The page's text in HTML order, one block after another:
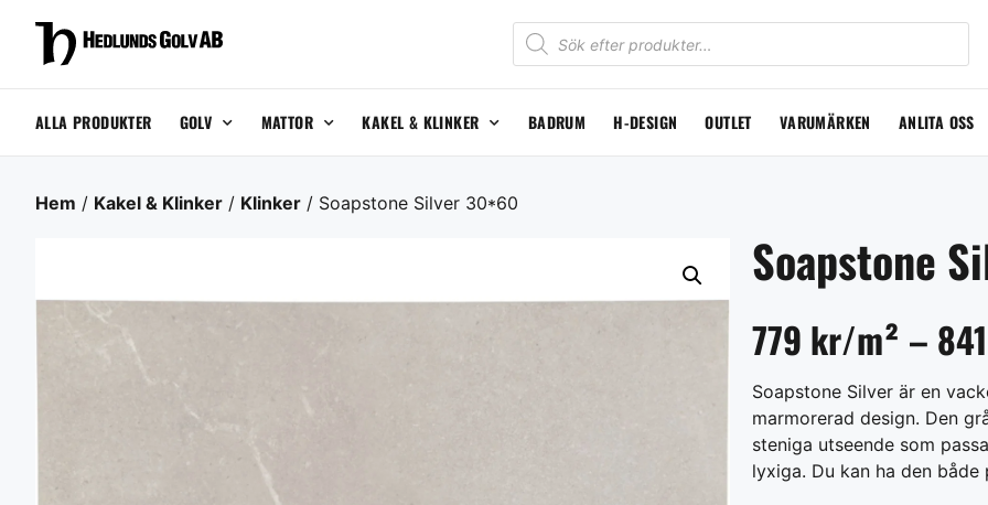
ALLA PRODUKTER GOLV MATTOR KAKEL & KLINKER BADRUM H-DESIGN OUTLET VARUMÄRKEN ANLITA OSS
Hem / Kakel & Klinker / Klinker / Soapstone Silver 30*60
Soapstone
779 kr/m² –
Soapstone Silver är en
marmorerad design. Den
steniga utseende som
lyxiga. Du kan ha den